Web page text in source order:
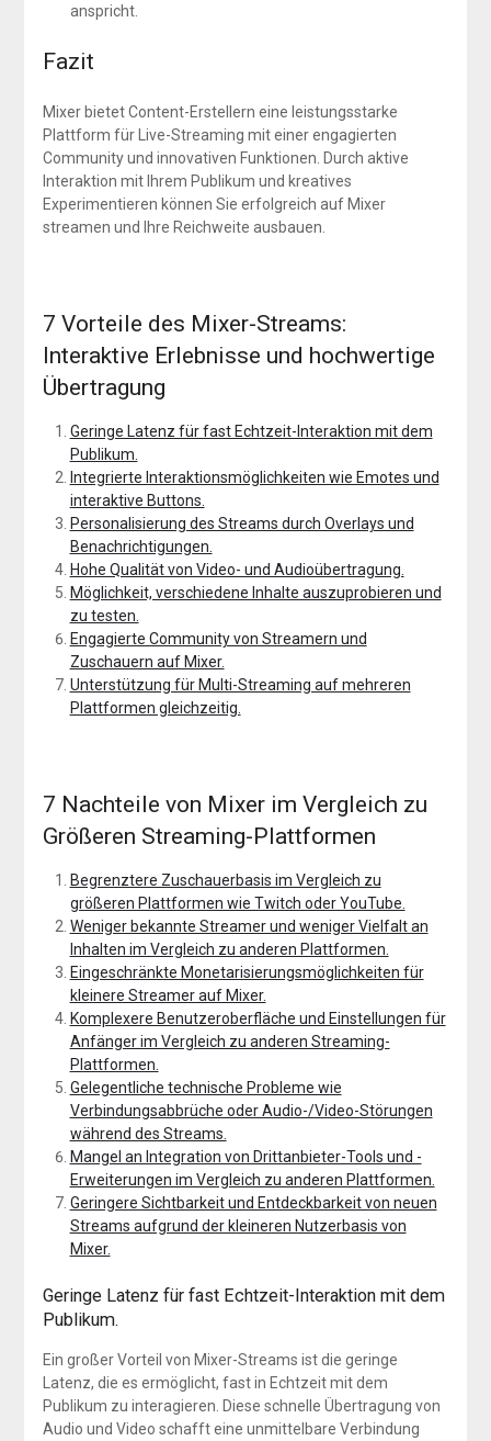
anspricht.
Fazit
Mixer bietet Content-Erstellern eine leistungsstarke
Plattform für Live-Streaming mit einer engagierten
Community und innovativen Funktionen. Durch aktive
Interaktion mit Ihrem Publikum und kreatives
Experimentieren können Sie erfolgreich auf Mixer
streamen und Ihre Reichweite ausbauen.
7 Vorteile des Mixer-Streams:
Interaktive Erlebnisse und hochwertige
Übertragung
Geringe Latenz für fast Echtzeit-Interaktion mit dem
Publikum.
Integrierte Interaktionsmöglichkeiten wie Emotes und
interaktive Buttons.
Personalisierung des Streams durch Overlays und
Benachrichtigungen.
Hohe Qualität von Video- und Audioübertragung.
Möglichkeit, verschiedene Inhalte auszuprobieren und
zu testen.
Engagierte Community von Streamern und
Zuschauern auf Mixer.
Unterstützung für Multi-Streaming auf mehreren
Plattformen gleichzeitig.
7 Nachteile von Mixer im Vergleich zu
Größeren Streaming-Plattformen
Begrenztere Zuschauerbasis im Vergleich zu
größeren Plattformen wie Twitch oder YouTube.
Weniger bekannte Streamer und weniger Vielfalt an
Inhalten im Vergleich zu anderen Plattformen.
Eingeschränkte Monetarisierungsmöglichkeiten für
kleinere Streamer auf Mixer.
Komplexere Benutzeroberfläche und Einstellungen für
Anfänger im Vergleich zu anderen Streaming-
Plattformen.
Gelegentliche technische Probleme wie
Verbindungsabbrüche oder Audio-/Video-Störungen
während des Streams.
Mangel an Integration von Drittanbieter-Tools und -
Erweiterungen im Vergleich zu anderen Plattformen.
Geringere Sichtbarkeit und Entdeckbarkeit von neuen
Streams aufgrund der kleineren Nutzerbasis von
Mixer.
Geringe Latenz für fast Echtzeit-Interaktion mit dem
Publikum.
Ein großer Vorteil von Mixer-Streams ist die geringe
Latenz, die es ermöglicht, fast in Echtzeit mit dem
Publikum zu interagieren. Diese schnelle Übertragung von
Audio und Video schafft eine unmittelbare Verbindung